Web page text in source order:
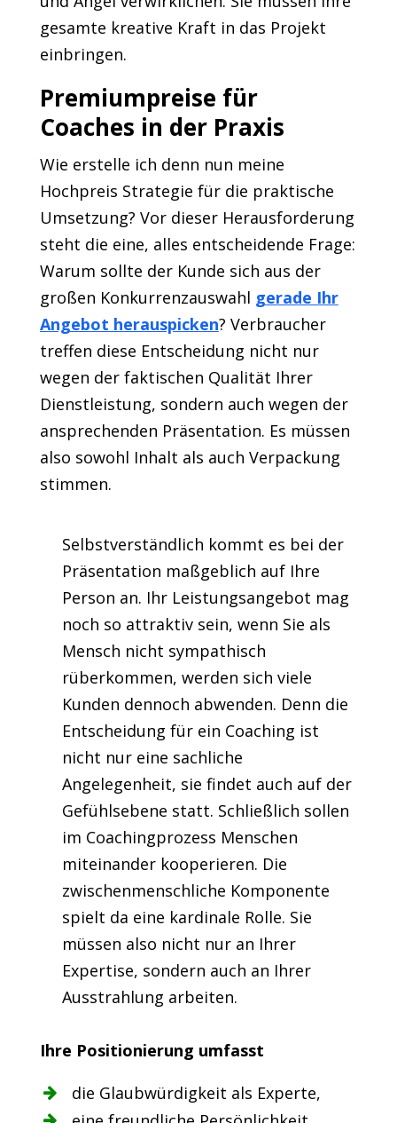
gesamte kreative Kraft in das Projekt
einbringen.
Premiumpreise für
Coaches in der Praxis
Wie erstelle ich denn nun meine
Hochpreis Strategie für die praktische
Umsetzung? Vor dieser Herausforderung
steht die eine, alles entscheidende Frage:
Warum sollte der Kunde sich aus der
großen Konkurrenzauswahl gerade Ihr
Angebot herauspicken? Verbraucher
treffen diese Entscheidung nicht nur
wegen der faktischen Qualität Ihrer
Dienstleistung, sondern auch wegen der
ansprechenden Präsentation. Es müssen
also sowohl Inhalt als auch Verpackung
stimmen.
Selbstverständlich kommt es bei der
Präsentation maßgeblich auf Ihre
Person an. Ihr Leistungsangebot mag
noch so attraktiv sein, wenn Sie als
Mensch nicht sympathisch
rüberkommen, werden sich viele
Kunden dennoch abwenden. Denn die
Entscheidung für ein Coaching ist
nicht nur eine sachliche
Angelegenheit, sie findet auch auf der
Gefühlsebene statt. Schließlich sollen
im Coachingprozess Menschen
miteinander kooperieren. Die
zwischenmenschliche Komponente
spielt da eine kardinale Rolle. Sie
müssen also nicht nur an Ihrer
Expertise, sondern auch an Ihrer
Ausstrahlung arbeiten.
Ihre Positionierung umfasst
die Glaubwürdigkeit als Experte,